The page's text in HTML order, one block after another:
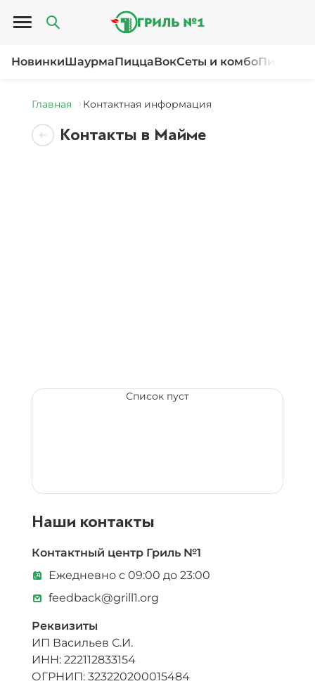
Открыть меню
НовинкиШаурмаПиццаВокСеты и комбоПироги
Главная Контактная информация
Контакты в Майме
Список пуст
Наши контакты
Контактный центр Гриль №1
Ежедневно с 09:00 до 23:00
feedback@grill1.org
Реквизиты
ИП Васильев С.И.
ИНН: 222112833154
ОГРНИП: 323220200015484